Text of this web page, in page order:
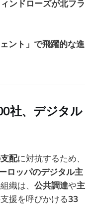
ンドローズが北フラ
ト」で飛躍的な進
、デジタル
配に対抗するため、
ロッパのデジタル主
織は、 公共調達や主
援を呼びかける33